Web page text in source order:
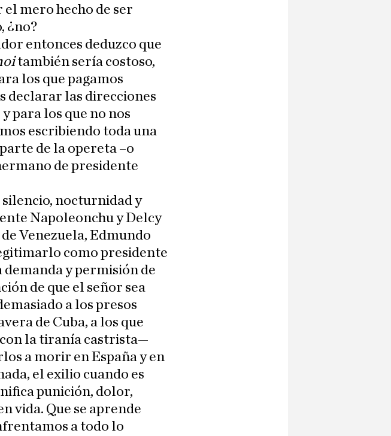
mero hecho de ser
¿no?
entonces deduzco que
también sería costoso,
los que pagamos
declarar las direcciones
para los que no nos
escribiendo toda una
de la opereta –o
de presidente
nocturnidad y
Napoleonchu y Delcy
Venezuela, Edmundo
como presidente
y permisión de
de que el señor sea
a los presos
de Cuba, a los que
la tiranía castrista—
a morir en España y en
el exilio cuando es
punición, dolor,
vida. Que se aprende
a todo lo